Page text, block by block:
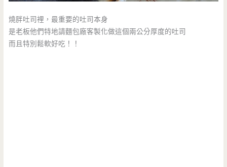
燒胖吐司裡，最重要的吐司本身
是老板他們特地請麵包廠客製化做這個兩公分厚度的吐司
而且特別鬆軟好吃！！